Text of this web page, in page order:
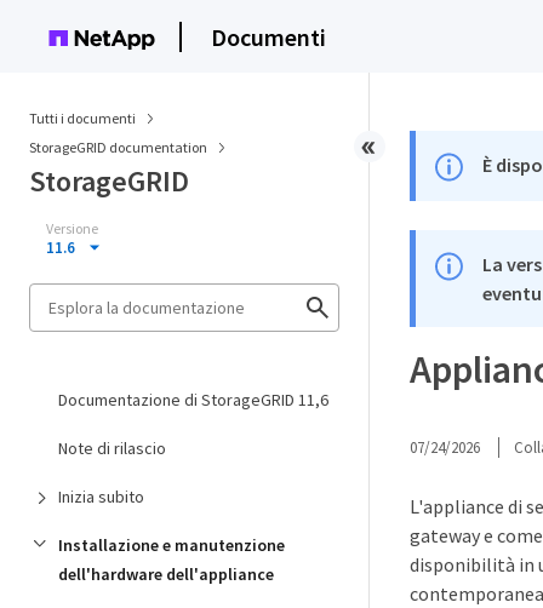
Documenti
Tutti i documenti
StorageGRID documentation
StorageGRID
Versione
11.6
Documentazione di StorageGRID 11,6
Note di rilascio
Inizia subito
Installazione e manutenzione
dell'hardware dell'appliance
È
La
07/24/2026
L'appliance di
gateway e
disponibilità in